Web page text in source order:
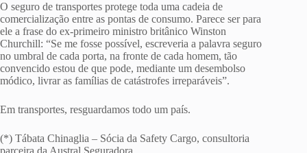
O seguro de transportes protege toda uma cadeia de
comercialização entre as pontas de consumo. Parece ser para
ele a frase do ex-primeiro ministro britânico Winston
Churchill: “Se me fosse possível, escreveria a palavra seguro
no umbral de cada porta, na fronte de cada homem, tão
convencido estou de que pode, mediante um desembolso
módico, livrar as famílias de catástrofes irreparáveis”.
Em transportes, resguardamos todo um país.
(*) Tábata Chinaglia – Sócia da Safety Cargo, consultoria
parceira da Austral Seguradora